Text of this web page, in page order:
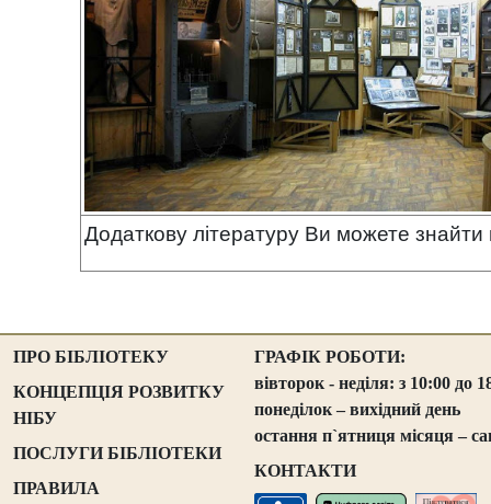
Додаткову літературу Ви можете
ПРО БІБЛІОТЕКУ
КОНЦЕПЦІЯ РОЗВИТКУ
НІБУ
ПОСЛУГИ БІБЛІОТЕКИ
ПРАВИЛА
ГРАФІК РОБОТИ:
вівторок - неділя: з 10:00 до
понеділок – вихідний день
остання п`ятниця місяця –
КОНТАКТИ